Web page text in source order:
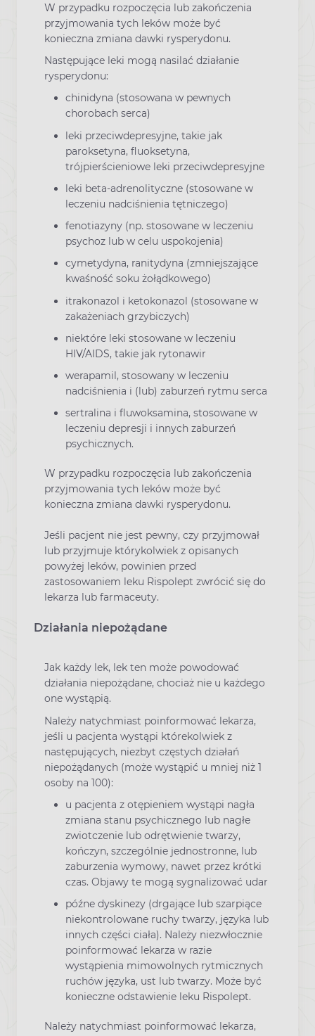
W przypadku rozpoczęcia lub zakończenia
przyjmowania tych leków może być
konieczna zmiana dawki rysperydonu.
Następujące leki mogą nasilać działanie
rysperydonu:
chinidyna (stosowana w pewnych
chorobach serca)
leki przeciwdepresyjne, takie jak
paroksetyna, fluoksetyna,
trójpierścieniowe leki przeciwdepresyjne
leki beta-adrenolityczne (stosowane w
leczeniu nadciśnienia tętniczego)
fenotiazyny (np. stosowane w leczeniu
psychoz lub w celu uspokojenia)
cymetydyna, ranitydyna (zmniejszające
kwaśność soku żołądkowego)
itrakonazol i ketokonazol (stosowane w
zakażeniach grzybiczych)
niektóre leki stosowane w leczeniu
HIV/AIDS, takie jak rytonawir
werapamil, stosowany w leczeniu
nadciśnienia i (lub) zaburzeń rytmu serca
sertralina i fluwoksamina, stosowane w
leczeniu depresji i innych zaburzeń
psychicznych.
W przypadku rozpoczęcia lub zakończenia
przyjmowania tych leków może być
konieczna zmiana dawki rysperydonu.
Jeśli pacjent nie jest pewny, czy przyjmował
lub przyjmuje którykolwiek z opisanych
powyżej leków, powinien przed
zastosowaniem leku Rispolept zwrócić się do
lekarza lub farmaceuty.
Działania niepożądane
Jak każdy lek, lek ten może powodować
działania niepożądane, chociaż nie u każdego
one wystąpią.
Należy natychmiast poinformować lekarza,
jeśli u pacjenta wystąpi którekolwiek z
następujących, niezbyt częstych działań
niepożądanych (może wystąpić u mniej niż 1
osoby na 100):
u pacjenta z otępieniem wystąpi nagła
zmiana stanu psychicznego lub nagłe
zwiotczenie lub odrętwienie twarzy,
kończyn, szczególnie jednostronne, lub
zaburzenia wymowy, nawet przez krótki
czas. Objawy te mogą sygnalizować udar
późne dyskinezy (drgające lub szarpiące
niekontrolowane ruchy twarzy, języka lub
innych części ciała). Należy niezwłocznie
poinformować lekarza w razie
wystąpienia mimowolnych rytmicznych
ruchów języka, ust lub twarzy. Może być
konieczne odstawienie leku Rispolept.
Należy natychmiast poinformować lekarza,